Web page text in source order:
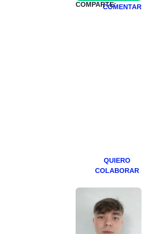
COMPARTE:COMENTAR
QUIERO
COLABORAR